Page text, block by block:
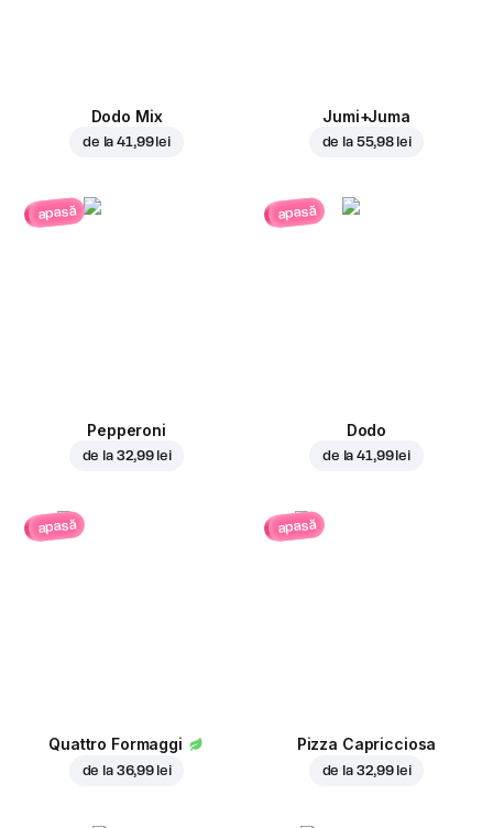
Dodo Mix
de la41,99 lei
Jumi+Juma
de la 55,98 lei
apasă
Pepperoni
de la 32,99 lei
apasă
Dodo
de la41,99 lei
apasă
Quattro Formaggi
de la 36,99 lei
apasă
Pizza Capricciosa
de la 32,99 lei